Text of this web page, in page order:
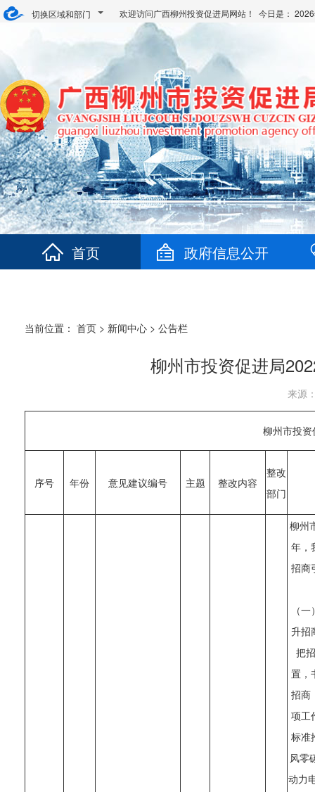
切换区域和部门 欢迎访问广西柳州投资促进局网站！ 今日是：
首页 政府信息公开
当前位置： 首页 > 新闻中心 > 公告栏
柳州市投资促进局
来源
柳州市投
序号 年份 意见建议编号 主题 整改内容
整改
部门
柳州
年，
招商
（
升招
把
置，
招商
项工
标准
风零
动力